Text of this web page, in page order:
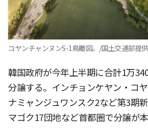
コヤンチャンヌンS-1鳥瞰図。/国土交通部提供
韓国政府が今年上半期に合計1万
分譲する。インチョンケヤン・コ
ナミャンジュワンスク2など第3期新
マゴク17団地など首都圏で分譲が本